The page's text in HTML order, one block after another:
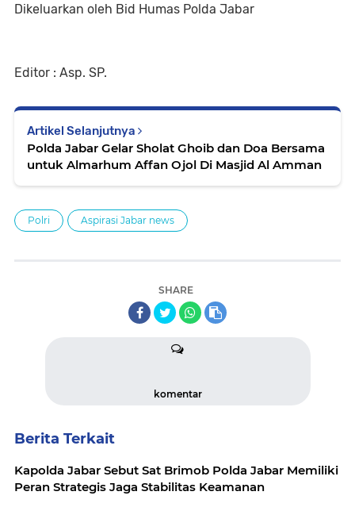
Dikeluarkan oleh Bid Humas Polda Jabar
Editor : Asp. SP.
Artikel Selanjutnya
Polda Jabar Gelar Sholat Ghoib dan Doa Bersama
untuk Almarhum Affan Ojol Di Masjid Al Amman
Polri Aspirasi Jabar news
SHARE
komentar
Berita Terkait
Kapolda Jabar Sebut Sat Brimob Polda Jabar Memiliki
Peran Strategis Jaga Stabilitas Keamanan